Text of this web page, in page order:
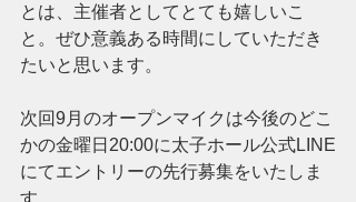
とは、主催者としてとても嬉しいこ
と。ぜひ意義ある時間にしていただき
たいと思います。
次回9月のオープンマイクは今後のどこ
かの金曜日20:00に太子ホール公式LINE
にてエントリーの先行募集をいたしま
す。